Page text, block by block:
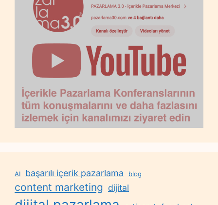
AI başarılı içerik pazarlama blog
content marketing dijital